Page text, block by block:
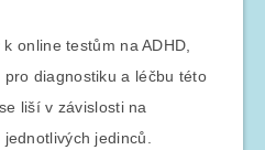
online testům na ADHD,
diagnostiku a léčbu této
liší v závislosti na
jedinců.